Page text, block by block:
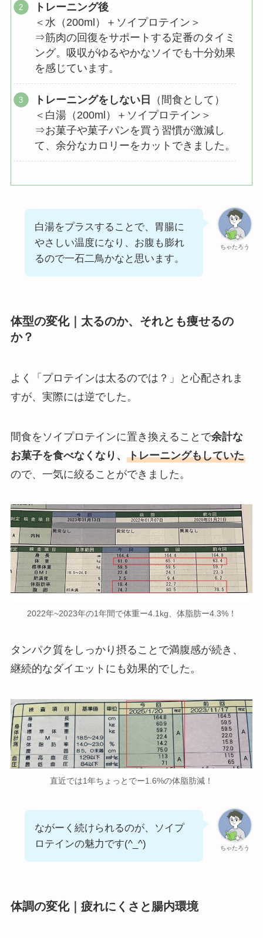
トレーニング後
＜水（200ml）＋ソイプロテイン＞
⇒筋肉の回復をサポートする定番のタイミ
ング。吸収がゆるやかなソイでも十分効果
を感じています。
トレーニングをしない日
（間食として）
＜白湯（200ml）＋ソイプロテイン＞
⇒お菓子や菓子パンを買う習慣が激減し
て、余分なカロリーをカットできました。
ちゃたろう
白湯をプラスすることで、胃腸に
やさしい温度になり、お腹も膨れ
るので一石二鳥かなと思います。
体型の変化｜太るのか、それとも痩せるの
か？
よく「プロテインは太るのでは？」と心配されま
すが、実際には逆でした。
間食をソイプロテインに置き換えることで余計な
お菓子を食べなくなり、 トレーニングもしていた
ので、一気に絞ることができました。
2022年~2023年の1年間で体重ー4.1kg、体脂肪ー4.3%！
タンパク質をしっかり摂ることで満腹感が続き、
継続的なダイエットにも効果的でした。
直近では1年ちょっとでー1.6%の体脂肪減！
ちゃたろう
ながーく続けられるのが、ソイプ
ロテインの魅力です(^_^)
体調の変化｜疲れにくさと腸内環境